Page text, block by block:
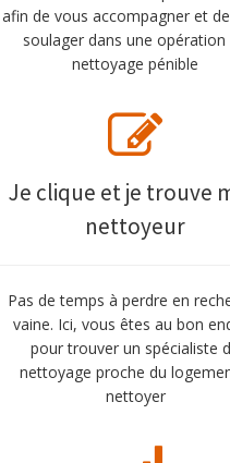
afin de vous accompagner et
soulager dans une opération
nettoyage pénible
Je clique et je trouve
nettoyeur
Pas de temps à perdre en
vaine. Ici, vous êtes au bon
pour trouver un spécialiste
nettoyage proche du
nettoyer